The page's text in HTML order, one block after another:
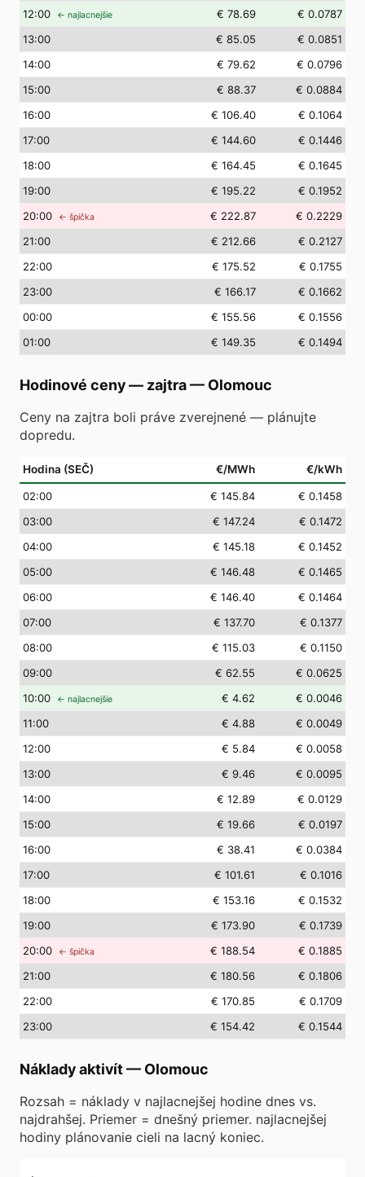
12:00 ← najlacnejšie € 78.69
€ 0.0787
13:00 € 85.05
€ 0.0851
14:00 € 79.62
€ 0.0796
15:00 € 88.37
€ 0.0884
16:00 € 106.40
€ 0.1064
17:00 € 144.60
€ 0.1446
18:00 € 164.45
€ 0.1645
19:00 € 195.22
€ 0.1952
20:00 ← špička € 222.87
€ 0.2229
21:00 € 212.66
€ 0.2127
22:00 € 175.52
€ 0.1755
23:00 € 166.17
€ 0.1662
00:00 € 155.56
€ 0.1556
01:00 € 149.35 € 0.1494
Hodinové ceny — zajtra— Olomouc
Ceny na zajtra boli práve zverejnené — plánujte
dopredu.
Hodina (SEČ) €/MWh €/kWh
02:00 € 145.84
€ 0.1458
03:00 € 147.24
€ 0.1472
04:00 € 145.18
€ 0.1452
05:00 € 146.48
€ 0.1465
06:00 € 146.40
€ 0.1464
07:00 € 137.70
€ 0.1377
08:00 € 115.03
€ 0.1150
09:00 € 62.55
€ 0.0625
10:00 ← najlacnejšie € 4.62
€ 0.0046
11:00 € 4.88
€ 0.0049
12:00 € 5.84
€ 0.0058
13:00 € 9.46
€ 0.0095
14:00 € 12.89
€ 0.0129
15:00 € 19.66
€ 0.0197
16:00 € 38.41
€ 0.0384
17:00 € 101.61
€ 0.1016
18:00 € 153.16
€ 0.1532
19:00 € 173.90
€ 0.1739
20:00 ← špička € 188.54
€ 0.1885
21:00 € 180.56
€ 0.1806
22:00 € 170.85
€ 0.1709
23:00 € 154.42 € 0.1544
Náklady aktivít— Olomouc
Rozsah = náklady v najlacnejšej hodine dnes vs.
najdrahšej. Priemer = dnešný priemer. najlacnejšej
hodiny plánovanie cieli na lacný koniec.